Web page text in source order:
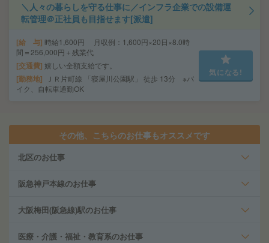
＼人々の暮らしを守る仕事に／インフラ企業での設備運
転管理＠正社員も目指せます[派遣]
給 与 時給1,600円 月収例：1,600円×20日×8.0時
間＝256,000円＋残業代
交通費 嬉しい全額支給です。
勤務地
ＪＲ片町線 「寝屋川公園駅」 徒歩 13分 ※バ
イク、自転車通勤OK
気になる!
その他、こちらのお仕事もオススメです
北区のお仕事
阪急神戸本線のお仕事
大阪梅田(阪急線)駅のお仕事
医療・介護・福祉・教育系のお仕事